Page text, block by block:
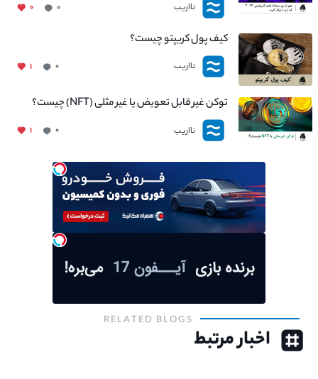
نااریب ۰ ۰
کیف پول کریپتو چیست؟
نااریب ۰ ۱
توکن غیر قابل تعویض یا غیر مثلی (NFT) چیست؟
نااریب ۰ ۱
RELATED BLOGS
اخبار مرتبط